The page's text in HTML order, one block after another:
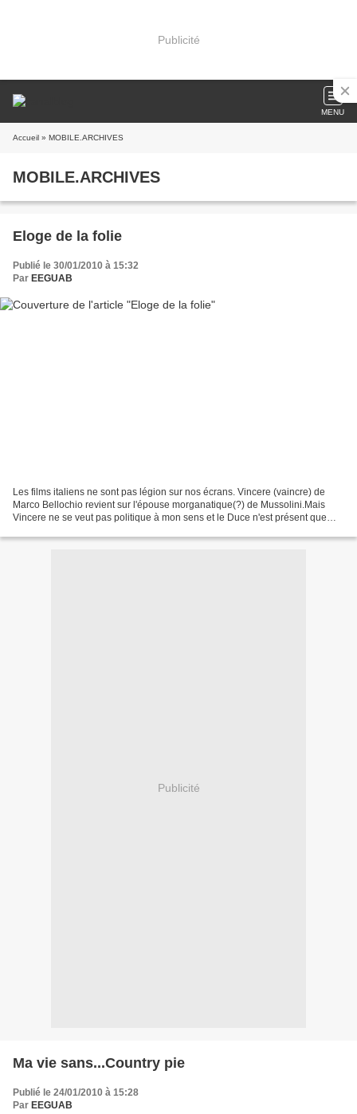
Publicité
MENU
Accueil » MOBILE.ARCHIVES
MOBILE.ARCHIVES
Eloge de la folie
Publié le 30/01/2010 à 15:32
Par EEGUAB
Les films italiens ne sont pas légion sur nos écrans. Vincere (vaincre) de
Marco Bellochio revient sur l'épouse morganatique(?) de Mussolini.Mais
Vincere ne se veut pas politique à mon sens et le Duce n'est présent que
Publicité
Ma vie sans...Country pie
Publié le 24/01/2010 à 15:28
Par EEGUAB